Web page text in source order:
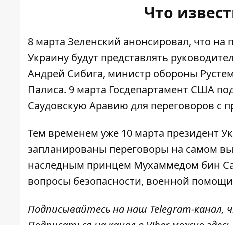
Что
8 марта Зеленский анонсировал, что
Украину будут представлять
Андрей Сибига, министр обороны
Палиса. 9 марта Госдепартамент США
Саудовскую Аравию для переговоров с
Тем временем уже 10 марта президент
запланированы переговоры на самом
наследным принцем Мухаммедом бин
вопросы безопасности, военной
Подписывайтесь на наш Telegram-канал,